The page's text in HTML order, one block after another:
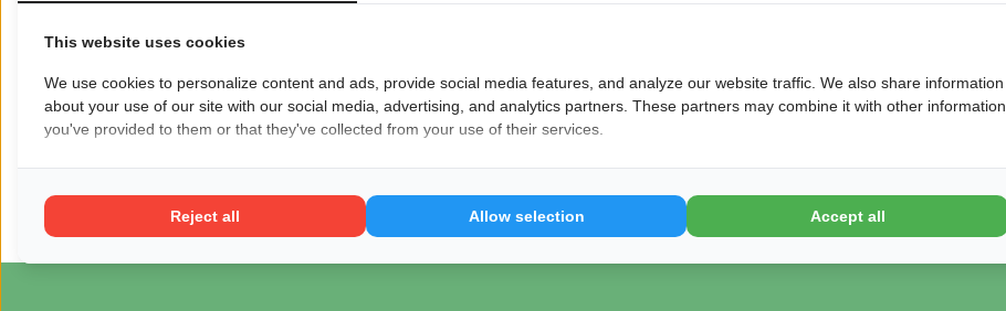
samen te werken, te koken en voor dieren te zorgen, ontstaat een gestructureerde daginvulling
waarin ontwikkeling centraal staat. De begeleiding helpt bewoners bij het vergroten van
Voor meer informatie:Zorgboerderij Ravenswoud
Pagina delen op:
This website uses cookies
We use cookies to personalize content and ads, provide social media features, and analyze our website traffic. We also share information
about your use of our site with our social media, advertising, and analytics partners. These partners may combine it with other information
you've provided to them or that they've collected from your use of their services.
Reject all Allow selection Accept all